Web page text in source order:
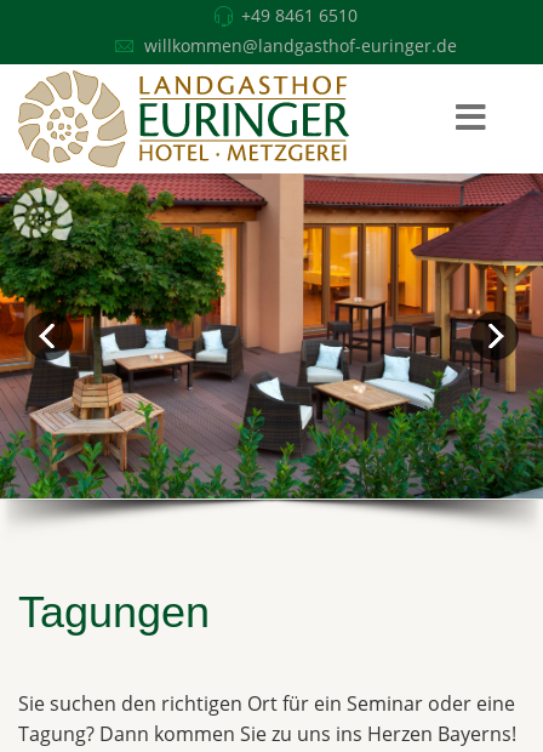
+49 8461 6510
willkommen@landgasthof-euringer.de
Tagungen
Sie suchen den richtigen Ort für ein Seminar oder eine
Tagung? Dann kommen Sie zu uns ins Herzen Bayerns!